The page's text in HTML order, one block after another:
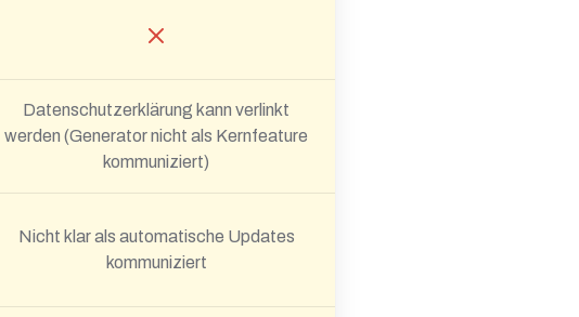
Datenschutzerklärung kann verlinkt
werden (Generator nicht als Kernfeature
kommuniziert)
Nicht klar als automatische Updates
kommuniziert